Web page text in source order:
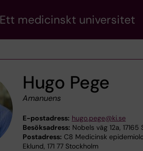
Ett medicinskt universitet
Hugo Pege
Amanuens
E-postadress: hugo.pege@ki.se
Besöksadress: Nobels väg 12a, 17165
Postadress: C8 Medicinsk
Eklund, 171 77 Stockholm